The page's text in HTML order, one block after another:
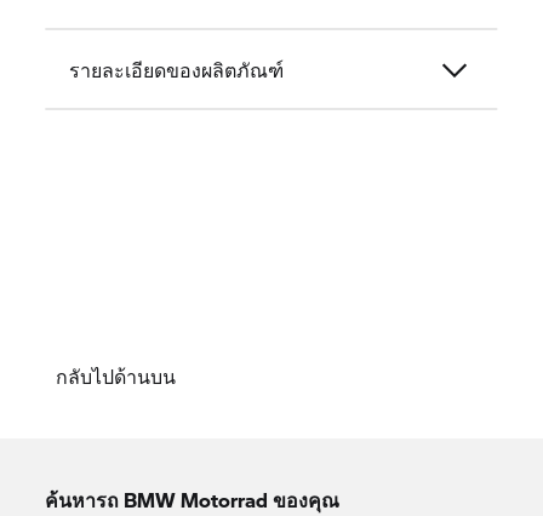
รายละเอียดของผลิตภัณฑ์
กลับไปด้านบน
ค้นหารถ BMW Motorrad ของคุณ